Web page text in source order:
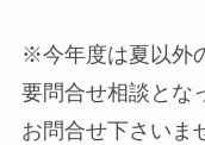
※今年度は夏以外
要問合せ相談と
お問合せ下さいま